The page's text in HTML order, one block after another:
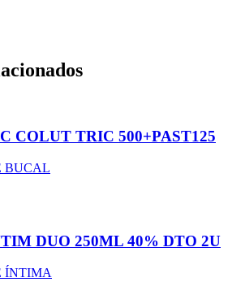
COLUT TRIC 500+PAST125
BUCAL
DUO 250ML 40% DTO 2U
ÍNTIMA